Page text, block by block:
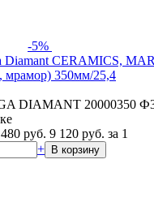
-5%
Diamant CERAMICS,
мрамор) 350мм/25,4
DIAMANT 20000350
руб. 9 120 руб. за 1
+ В корзину